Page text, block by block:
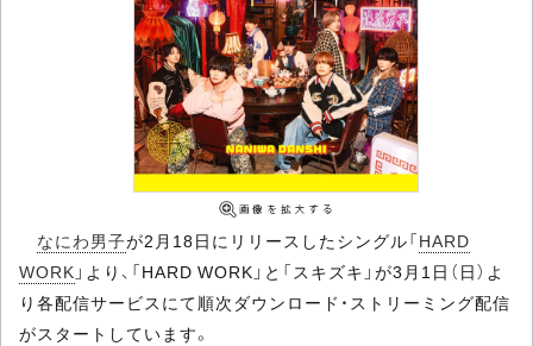
なにわ男子が2月18日にリリースしたシングル「HARD
WORK 」より、「HARD WORK」と「スキズキ」が3月1日（日）よ
り各配信サービスにて順次ダウンロード・ストリーミング配信
がスタートしています。